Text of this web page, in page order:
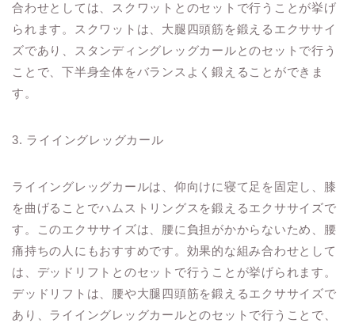
合わせとしては、スクワットとのセットで行うことが挙げ
られます。スクワットは、大腿四頭筋を鍛えるエクササイ
ズであり、スタンディングレッグカールとのセットで行う
ことで、下半身全体をバランスよく鍛えることができま
す。
3. ライイングレッグカール
ライイングレッグカールは、仰向けに寝て足を固定し、膝
を曲げることでハムストリングスを鍛えるエクササイズで
す。このエクササイズは、腰に負担がかからないため、腰
痛持ちの人にもおすすめです。効果的な組み合わせとして
は、デッドリフトとのセットで行うことが挙げられます。
デッドリフトは、腰や大腿四頭筋を鍛えるエクササイズで
あり、ライイングレッグカールとのセットで行うことで、